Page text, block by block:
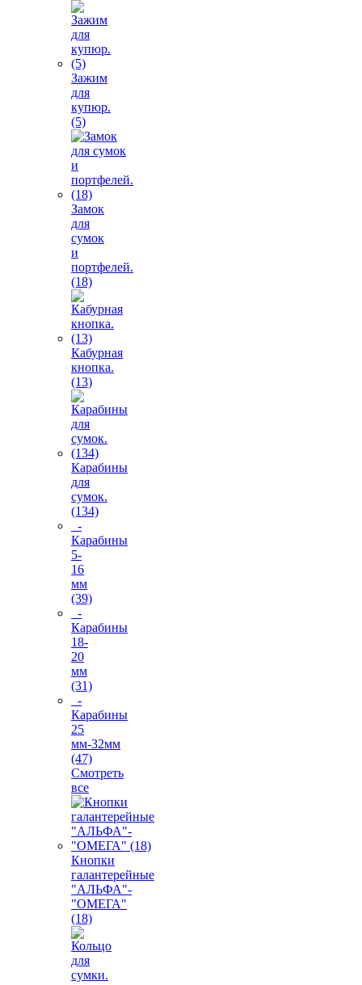
Зажим
для
купюр.
(5)
Замок
для
сумок
и
портфелей.
(18)
Кабурная
кнопка.
(13)
Карабины
для
сумок.
(134)
-
Карабины
5-
16
мм
(39)
-
Карабины
18-
20
мм
(31)
-
Карабины
25
мм-32мм
(47)
Смотреть
все
Кнопки
галантерейные
"АЛЬФА"-
"ОМЕГА"
(18)